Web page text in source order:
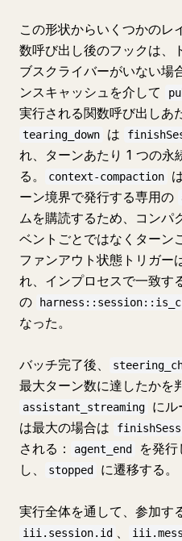
この形状からいくつかのレ
数呼び出し後のフックは、
ブスクライバーがいない場
ンスキャッシュを介して
実行される関数呼び出しあ
tearing_down は
れ、ターンあたり 1 つの永
る。
context-compaction
ーン境界で発行する専用の
ムを購読するため、コンパ
ベントごとではなくターン
ファンアウト状態トリガー
れ、インプロセスで一致す
の
なった。
バッチ完了後、
最大ターン数に達したかを
assistant_streaming
にル
は最大の場合は
される：
agent_end
を発
し、
stopped に遷移する。
実行全体を通して、参加す
iii.session.id 、